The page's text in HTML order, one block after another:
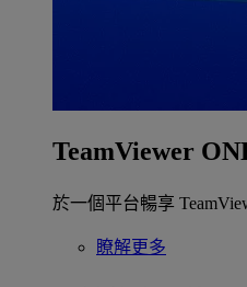
TeamViewer
於一個平台暢享
瞭解更多